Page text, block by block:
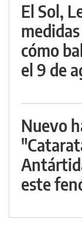
El Sol,
cómo
el 9 de
Nuevo
este